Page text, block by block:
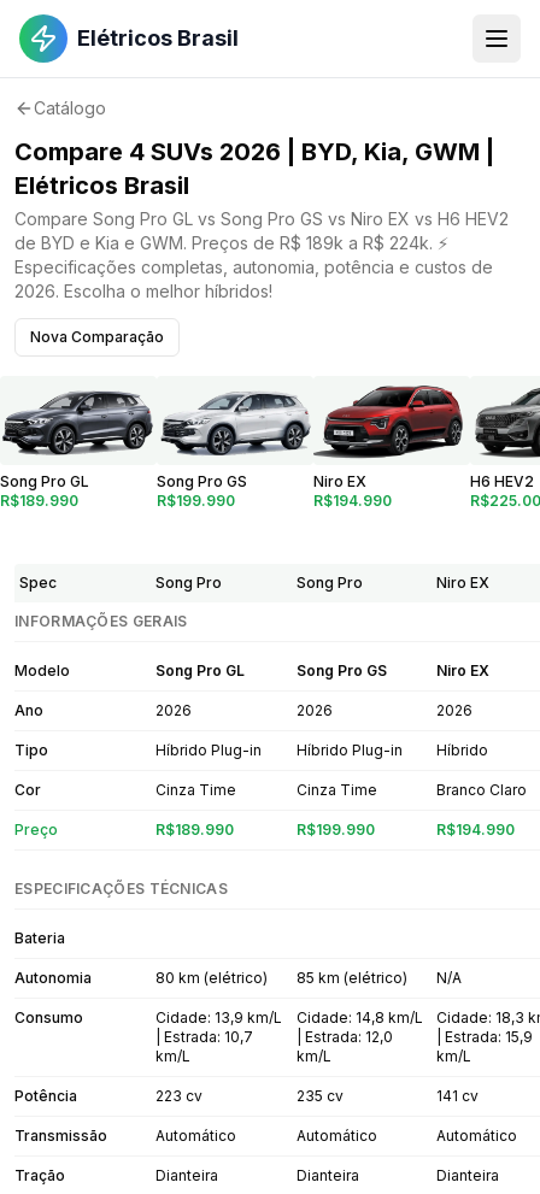
Elétricos Brasil
Catálogo
Compare 4 SUVs 2026 | BYD, Kia, GWM |
Elétricos Brasil
Compare Song Pro GL vs Song Pro GS vs Niro EX vs H6 HEV2
de BYD e Kia e GWM. Preços de R$ 189k a R$ 224k. ⚡
Especificações completas, autonomia, potência e custos de
2026. Escolha o melhor híbridos!
Nova Comparação
Song Pro GL
R$189.990
Song Pro GS
R$199.990
Niro EX
R$194.990
H6 HEV2
Spec Song Pro Song Pro Niro EX
INFORMAÇÕES GERAIS
Modelo Song Pro GL Song Pro GS Niro EX
Ano 2026 2026 2026
Tipo Híbrido Plug-in Híbrido Plug-in Híbrido
Cor Cinza Time Cinza Time Branco Claro
Preço R$189.990 R$199.990 R$194.990
ESPECIFICAÇÕES TÉCNICAS
Bateria
Autonomia 80 km (elétrico) 85 km (elétrico) N/A
Consumo
Cidade: 13,9 km/L
| Estrada: 10,7
km/L
Cidade: 14,8 km/L
| Estrada: 12,0
km/L
Cidade: 18,3
| Estrada: 15,9
km/L
Potência 223 cv 235 cv 141 cv
Transmissão Automático Automático Automático
Tração Dianteira Dianteira Dianteira